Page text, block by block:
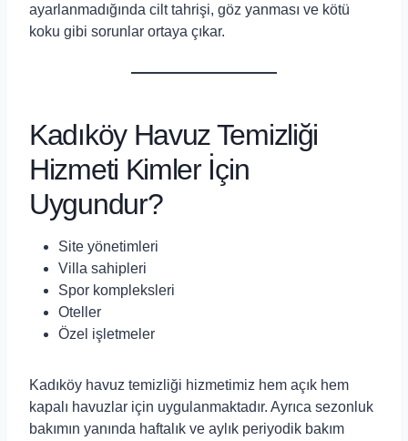
ayarlanmadığında cilt tahrişi, göz yanması ve kötü
koku gibi sorunlar ortaya çıkar.
Kadıköy Havuz Temizliği
Hizmeti Kimler İçin
Uygundur?
Site yönetimleri
Villa sahipleri
Spor kompleksleri
Oteller
Özel işletmeler
Kadıköy havuz temizliği hizmetimiz hem açık hem
kapalı havuzlar için uygulanmaktadır. Ayrıca sezonluk
bakımın yanında haftalık ve aylık periyodik bakım